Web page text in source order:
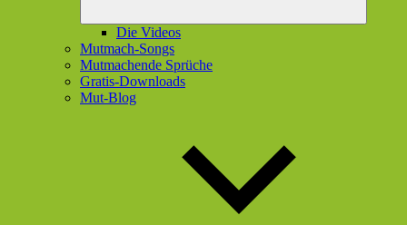
Die Videos
Mutmach-Songs
Mutmachende Sprüche
Gratis-Downloads
Mut-Blog